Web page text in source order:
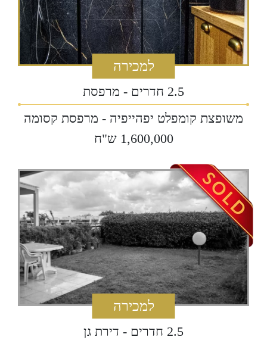
למכירה
2.5 חדרים - מרפסת
משופצת קומפלט יפהייפיה - מרפסת קסומה
‏1,600,000 ש"ח
למכירה
2.5 חדרים - דירת גן